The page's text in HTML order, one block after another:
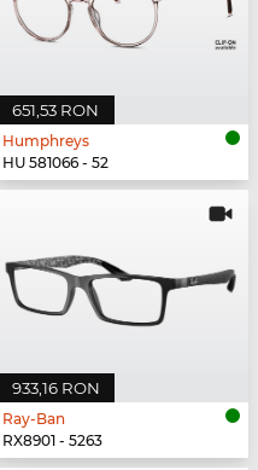
651,53 RON
Humphreys
HU 581066 - 52
933,16 RON
Ray-Ban
RX8901 - 5263